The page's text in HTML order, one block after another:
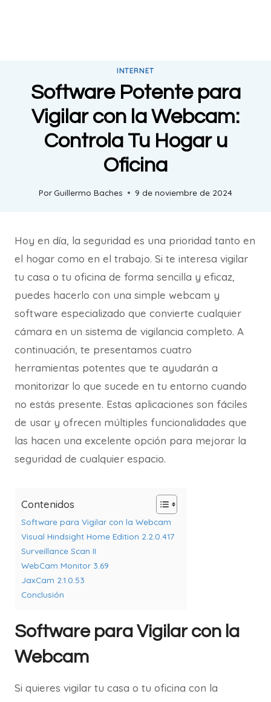
INTERNET
Software Potente para
Vigilar con la Webcam:
Controla Tu Hogar u
Oficina
PorGuillermo Baches 9 de noviembre de 2024
Hoy en día, la seguridad es una prioridad tanto en
el hogar como en el trabajo. Si te interesa vigilar
tu casa o tu oficina de forma sencilla y eficaz,
puedes hacerlo con una simple webcam y
software especializado que convierte cualquier
cámara en un sistema de vigilancia completo. A
continuación, te presentamos cuatro
herramientas potentes que te ayudarán a
monitorizar lo que sucede en tu entorno cuando
no estás presente. Estas aplicaciones son fáciles
de usar y ofrecen múltiples funcionalidades que
las hacen una excelente opción para mejorar la
seguridad de cualquier espacio.
Contenidos
Software para Vigilar con la Webcam
Visual Hindsight Home Edition 2.2.0.417
Surveillance Scan II
WebCam Monitor 3.69
JaxCam 2.1.0.53
Conclusión
Software para Vigilar con la
Webcam
Si quieres vigilar tu casa o tu oficina con la